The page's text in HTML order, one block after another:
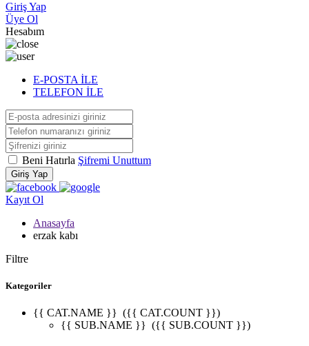
Giriş Yap
Üye Ol
Hesabım
E-POSTA İLE
TELEFON İLE
Beni Hatırla Şifremi Unuttum
Giriş Yap
Kayıt Ol
Anasayfa
erzak kabı
Filtre
Kategoriler
{{ CAT.NAME }} ({{ CAT.COUNT }})
{{ SUB.NAME }} ({{ SUB.COUNT }})